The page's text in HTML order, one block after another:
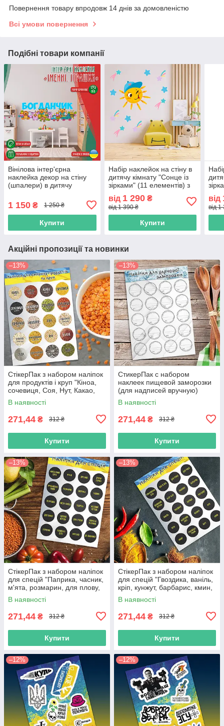
Повернення товару впродовж 14 днів за домовленістю
Всі умови повернення
Подібні товари компанії
Вінілова інтер'єрна
наклейка декор на стіну
(шпалери) в дитячу
Оракалу
1 150 ₴ 1 250 ₴
Купити
Набір наклейок на стіну в
дитячу кімнату "Сонце із
зірками" (11 елементів) з
від 1 290₴
від 1 390 ₴
Купити
від
від
Акційні пропозиції та новинки
–13%
СтікерПак з набором наліпок
для продуктів і круп "Кіноа,
сочевиця, Соя, Нут, Какао,
Сода, Чіа, Маш та ін."
В наявності
271,44 ₴ 312 ₴
Купити
–13%
СтикерПак с набором
наклеек пищевой заморозки
(для надписей вручную)
В наявності
271,44 ₴ 312 ₴
Купити
–13%
СтікерПак з набором наліпок
для спецій "Паприка, часник,
м'ята, розмарин, для плову,
суміш перців тощо".
В наявності
271,44 ₴ 312 ₴
Купити
–13%
СтікерПак з набором наліпок
для спецій "Гвоздика, ваніль,
кріп, кунжут, барбарис, кмин,
базилік, карі тощо".
В наявності
271,44 ₴ 312 ₴
Купити
–12% –12%